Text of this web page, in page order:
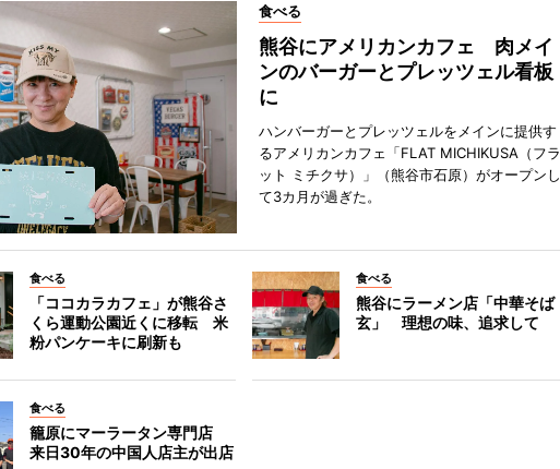
食べる
熊谷にアメリカンカフェ 肉メイ
ンのバーガーとプレッツェル看板
に
ハンバーガーとプレッツェルをメインに提供す
るアメリカンカフェ「FLAT MICHIKUSA（フラ
ット ミチクサ）」（熊谷市石原）がオープンし
て3カ月が過ぎた。
食べる
「ココカラカフェ」が熊谷さ
くら運動公園近くに移転 米
粉パンケーキに刷新も
食べる
熊谷にラーメン店「中華そば
玄」 理想の味、追求して
食べる
籠原にマーラータン専門店
来日30年の中国人店主が出店